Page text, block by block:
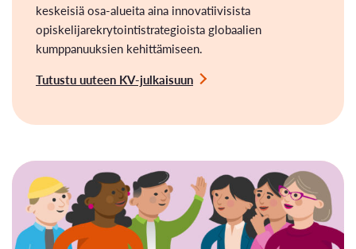
keskeisiä osa-alueita aina innovatiivisista
opiskelijarekrytointistrategioista globaalien
kumppanuuksien kehittämiseen.
Tutustu uuteen KV-julkaisuun